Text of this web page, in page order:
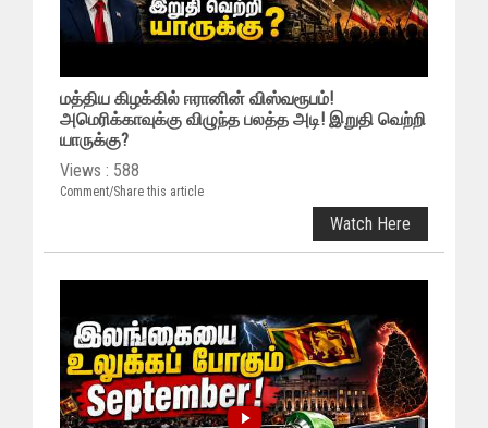
மத்திய கிழக்கில் ஈரானின் விஸ்வரூபம்!
அமெரிக்காவுக்கு விழுந்த பலத்த அடி! இறுதி வெற்றி
யாருக்கு?
Views : 588
Comment/Share this article
Watch Here